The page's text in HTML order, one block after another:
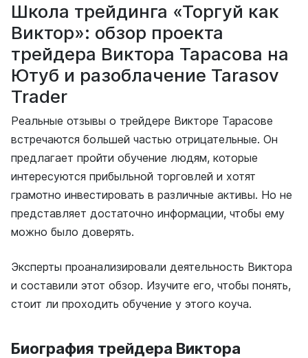
Школа трейдинга «Торгуй как
Виктор»: обзор проекта
трейдера Виктора Тарасова на
Ютуб и разоблачение Tarasov
Trader
Реальные отзывы о трейдере Викторе Тарасове
встречаются большей частью отрицательные. Он
предлагает пройти обучение людям, которые
интересуются прибыльной торговлей и хотят
грамотно инвестировать в различные активы. Но не
представляет достаточно информации, чтобы ему
можно было доверять.
Эксперты проанализировали деятельность Виктора
и составили этот обзор. Изучите его, чтобы понять,
стоит ли проходить обучение у этого коуча.
Биография трейдера Виктора